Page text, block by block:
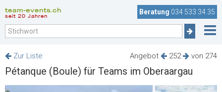
team-events.ch
seit 20 Jahren
Beratung 034 533 34 35
Angebot 252 von 274
Zur Liste
Pétanque (Boule) für Teams im Oberaargau